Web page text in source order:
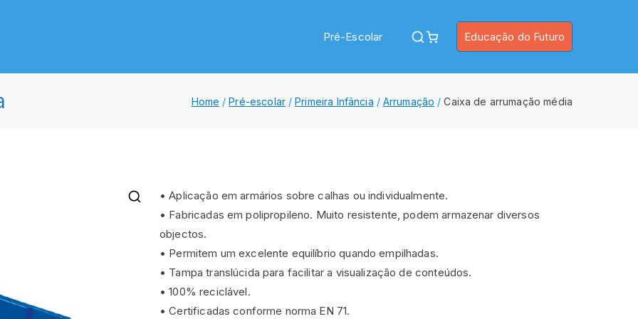
Pré-Escolar Educação do Futuro
Home Pré-escolar Primeira Infância Arrumação Caixa de arrumação média
• Aplicação em armários sobre calhas ou individualmente.
• Fabricadas em polipropileno. Muito resistente, podem armazenar diversos
objectos.
• Permitem um excelente equilíbrio quando empilhadas.
• Tampa translúcida para facilitar a visualização de conteúdos.
• 100% reciclável.
• Certificadas conforme norma EN 71.